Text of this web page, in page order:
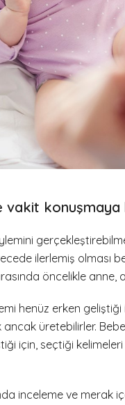
vakit konuşmaya
ilerlemiş olması
öncelikle anne,
henüz erken
üretebilirler.
için, seçtiği
inceleme ve